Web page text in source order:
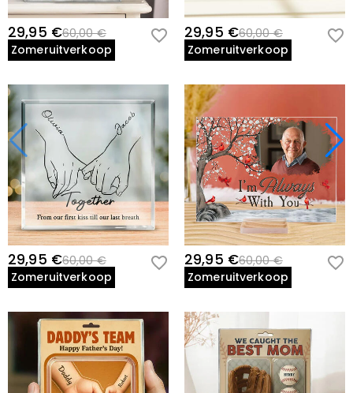
29,95 €60,00 €
Zomeruitverkoop
29,95 €60,00 €
Zomeruitverkoop
29,95 €60,00 €
Zomeruitverkoop
29,95 €60,00 €
Zomeruitverkoop